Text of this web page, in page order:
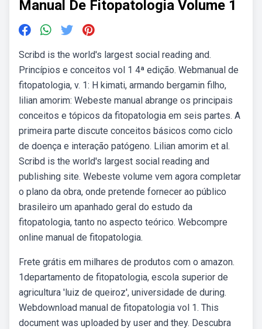
Manual De Fitopatologia Volume 1
Scribd is the world's largest social reading and.
Princípios e conceitos vol 1 4ª edição. Webmanual de
fitopatologia, v. 1: H kimati, armando bergamin filho,
lilian amorim: Webeste manual abrange os principais
conceitos e tópicos da fitopatologia em seis partes. A
primeira parte discute conceitos básicos como ciclo
de doença e interação patógeno. Lilian amorim et al.
Scribd is the world's largest social reading and
publishing site. Webeste volume vem agora completar
o plano da obra, onde pretende fornecer ao público
brasileiro um apanhado geral do estudo da
fitopatologia, tanto no aspecto teórico. Webcompre
online manual de fitopatologia.
Frete grátis em milhares de produtos com o amazon.
1departamento de fitopatologia, escola superior de
agricultura 'luiz de queiroz', universidade de during.
Webdownload manual de fitopatologia vol 1. This
document was uploaded by user and they. Descubra